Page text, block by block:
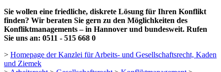
Sie wollen eine friedliche, diskrete Lösung für Ihren Konflikt
finden? Wir beraten Sie gern zu den Möglichkeiten des
Konfliktmanagements – in Hannover und bundesweit. Rufen
Sie uns an: 0511 - 515 668 0
> Homepage der Kanzlei für Arbeits- und Gesellschaftsrecht, Kaden
und Ziemek